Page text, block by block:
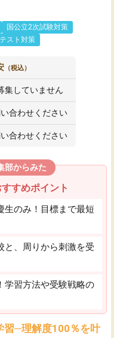
国公立2次試験対策
スト対策
（税込）
集していません
合わせください
合わせください
部からみた
すめポイント
生のみ！目標まで最短
と、周りから刺激を受
学習方法や受験戦略の
習─理解度100％を叶